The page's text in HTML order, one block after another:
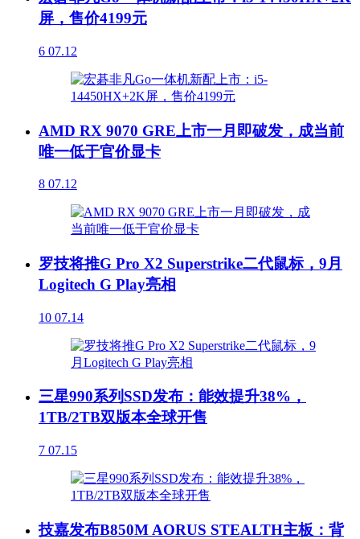
屏，售价4199元
6 07.12
AMD RX 9070 GRE上市一月即破发，成当前
唯一低于官价显卡
8 07.12
罗技将推G Pro X2 Superstrike二代鼠标，9月
Logitech G Play亮相
10 07.14
三星990系列SSD发布：能效提升38%，
1TB/2TB双版本全球开售
7 07.15
技嘉发布B850M AORUS STEALTH主板：背